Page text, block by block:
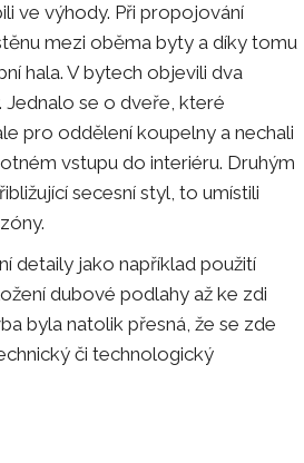
ve výhody. Při propojování
mezi oběma byty a díky tomu
hala. V bytech objevili dva
se o dveře, které
pro oddělení koupelny a nechali
vstupu do interiéru. Druhým
secesní styl, to umístili
detaily jako například použití
dubové podlahy až ke zdi
byla natolik přesná, že se zde
či technologický